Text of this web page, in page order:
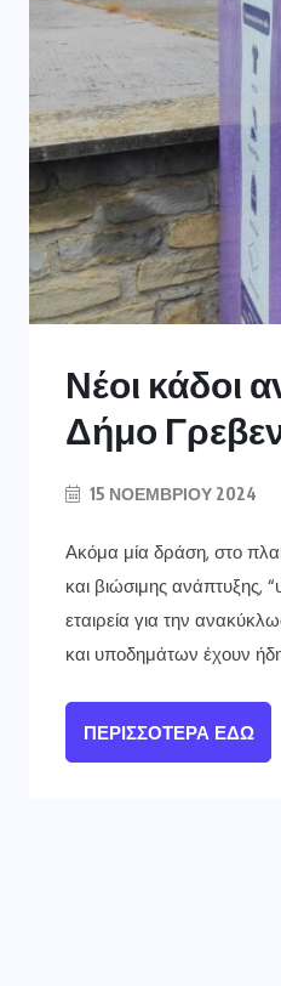
Νέοι κάδοι
Δήμο
15 ΝΟΕΜΒΡΊΟΥ 2024
Ακόμα μία δράση, στο
και βιώσιμης ανάπτυξης,
εταιρεία για την
και υποδημάτων έχουν
ΠΕΡΙΣΣΌΤΕΡΑ ΕΔΏ